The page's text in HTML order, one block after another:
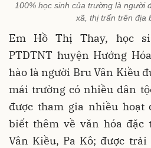
100% học sinh của trường là người
xã, thị trấn trên địa
Em Hồ Thị Thay, học
PTDTNT huyện Hướng
hào là người Bru Vân Kiều
mái trường có nhiều dân
được tham gia nhiều hoạt
biết thêm về văn hóa đặc
Vân Kiều, Pa Kô; được